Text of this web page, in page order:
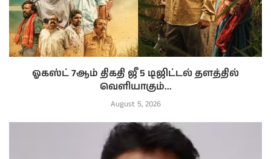
ஓகஸ்ட் 7ஆம் திகதி ஜீ 5 டிஜிட்டல் தளத்தில்
வெளியாகும்...
August 5, 2026